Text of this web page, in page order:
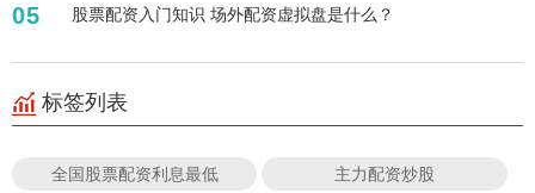
05 股票配资入门知识 场外配资虚拟盘是什么？
标签列表
全国股票配资利息最低 主力配资炒股